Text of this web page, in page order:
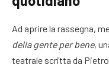
Ad aprire la rassegna,
della gente per bene,
teatrale scritta da